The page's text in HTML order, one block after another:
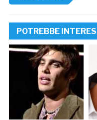
POTREBBE